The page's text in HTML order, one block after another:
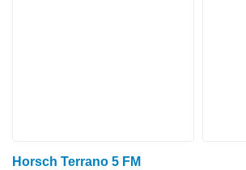
Horsch Terrano 5 FM